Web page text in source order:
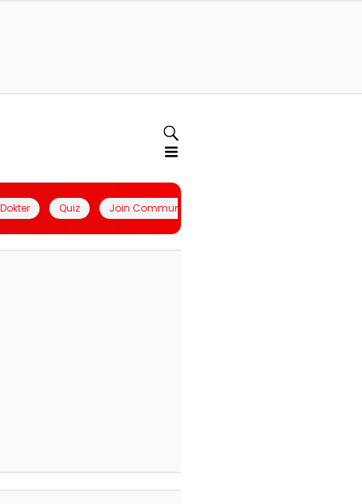
Quiz Join Community